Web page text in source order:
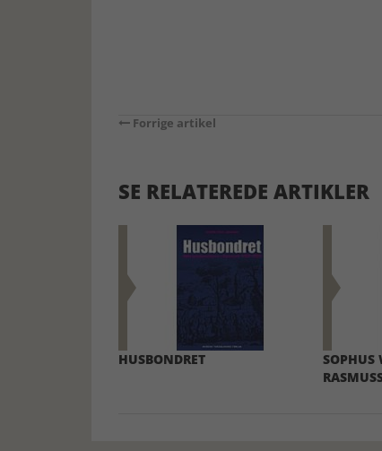
Forrige artikel
SE RELATEREDE ARTIKLER
HUSBONDRET
SOPHUS